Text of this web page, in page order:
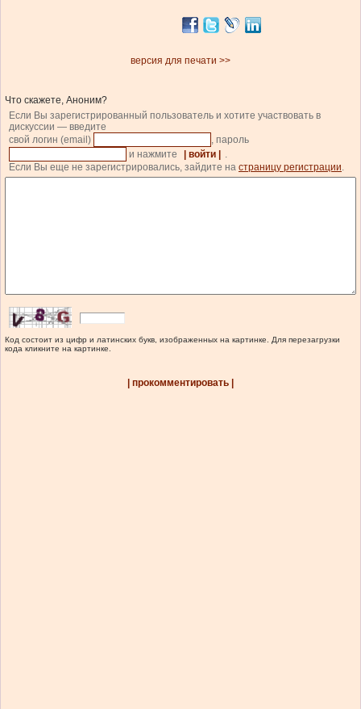
версия для печати >>
Что скажете, Аноним?
Если Вы зарегистрированный пользователь и хотите участвовать в
дискуссии — введите
свой логин (email)
, пароль
и нажмите
| войти |
.
Если Вы еще не зарегистрировались, зайдите на страницу регистрации.
Код состоит из цифр и латинских букв, изображенных на картинке. Для перезагрузки
кода кликните на картинке.
| прокомментировать |